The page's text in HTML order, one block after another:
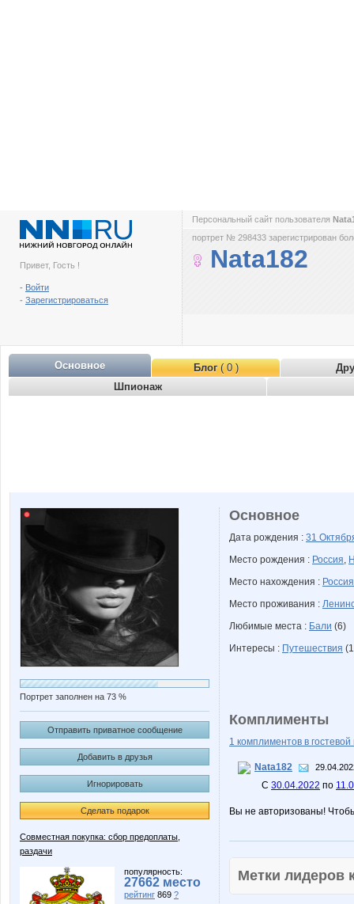
Привет, Гость !
- Войти
- Зарегистрироваться
Персональный сайт пользователя
портрет № 298433 зарегистрирован
Nata182
Основное Блог( 0 )
Шпионаж
Портрет заполнен на 73 %
Отправить приватное сообщение
Добавить в друзья
Игнорировать
Сделать подарок
Совместная покупка: сбор предоплаты,
раздачи
популярность:
27662 место
рейтинг 869 ?
Основное
Дата рождения : 31
Место рождения : Россия,
Место нахождения : Россия
Место проживания :
Любимые места : Бали (6)
Интересы : Путешествия
Комплименты
1 комплиментов в гостевой
Nata182
С 30.04.2022 по
Вы не авторизованы!
Метки